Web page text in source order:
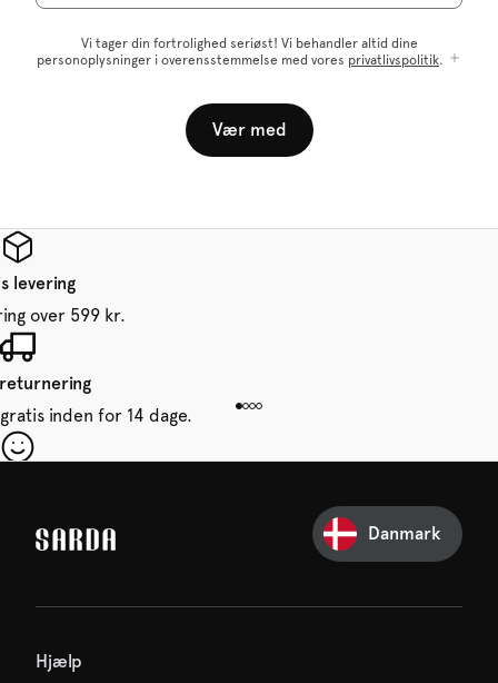
Vi tager din fortrolighed seriøst! Vi behandler altid dine
personoplysninger i overensstemmelse med vores privatlivspolitik.
Vær med
levering
over 599 kr.
inden for 14 dage.
allerede på dig!
Danmark
Hjælp